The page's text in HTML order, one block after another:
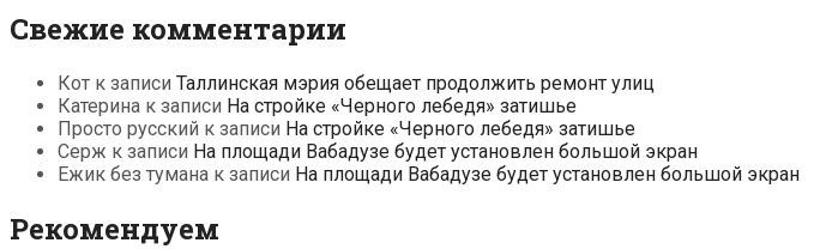
Свежие комментарии
Кот к записи Таллинская мэрия обещает продолжить ремонт улиц
Катерина к записи На стройке «Черного лебедя» затишье
Просто русский к записи На стройке «Черного лебедя» затишье
Серж к записи На площади Вабадузе будет установлен большой экран
Ежик без тумана к записи На площади Вабадузе будет установлен большой экран
Рекомендуем